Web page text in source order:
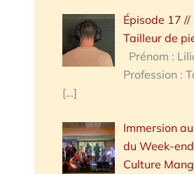
Épisode 17 //
Tailleur de
Prénom :
Profession :
[…]
Immersion
du Week-end
Culture